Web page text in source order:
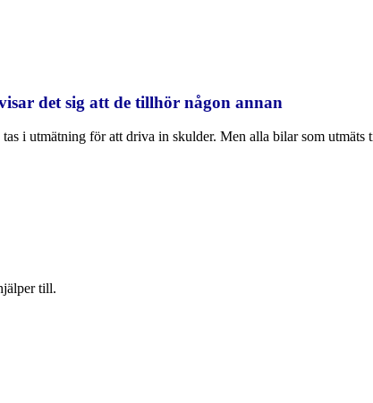
det sig att de tillhör någon annan
i utmätning för att driva in skulder. Men alla bilar som utmäts
till.